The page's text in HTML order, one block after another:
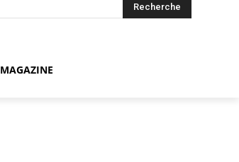
Recherche
MAGAZINE